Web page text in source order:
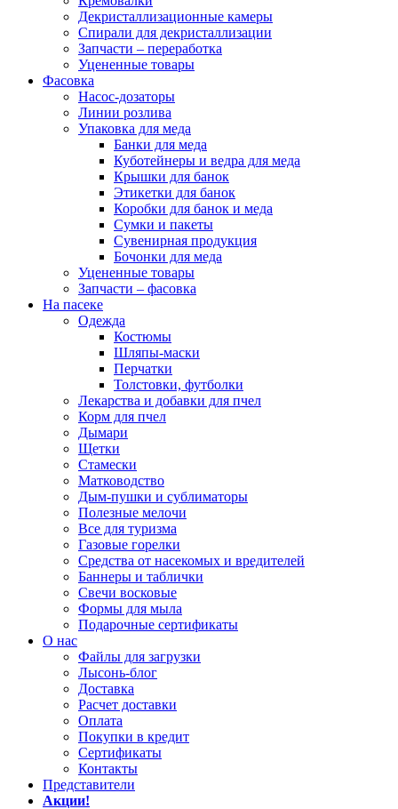
Декристаллизационные камеры
Спирали для декристаллизации
Запчасти – переработка
Уцененные товары
Фасовка
Насос-дозаторы
Линии розлива
Упаковка для меда
Банки для меда
Куботейнеры и ведра для меда
Крышки для банок
Этикетки для банок
Коробки для банок и меда
Сумки и пакеты
Сувенирная продукция
Бочонки для меда
Уцененные товары
Запчасти – фасовка
На пасеке
Одежда
Костюмы
Шляпы-маски
Перчатки
Толстовки, футболки
Лекарства и добавки для пчел
Корм для пчел
Дымари
Щетки
Стамески
Матководство
Дым-пушки и сублиматоры
Полезные мелочи
Все для туризма
Газовые горелки
Средства от насекомых и вредителей
Баннеры и таблички
Свечи восковые
Формы для мыла
Подарочные сертификаты
О нас
Файлы для загрузки
Лысонь-блог
Доставка
Расчет доставки
Оплата
Покупки в кредит
Сертификаты
Контакты
Представители
Акции!